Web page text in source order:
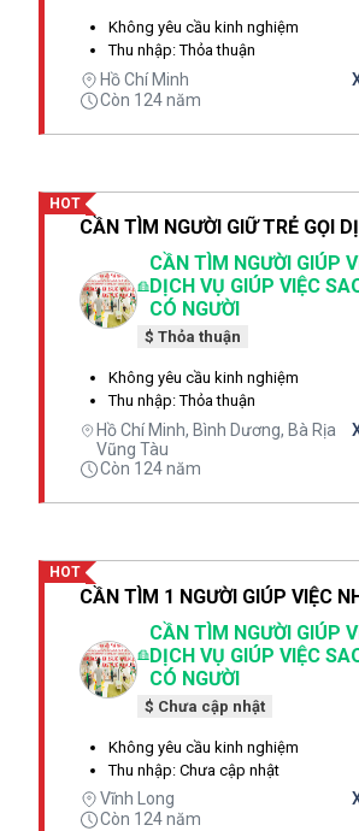
Không yêu cầu kinh nghiệm
Thu nhập: Thỏa thuận
Hồ Chí Minh
Còn 124 năm
CẦN TÌM NGƯỜI GIÚP
DỊCH VỤ GIÚP VIỆC
CÓ NGƯỜI
$ Thỏa thuận
Không yêu cầu kinh nghiệm
Thu nhập: Thỏa thuận
Hồ Chí Minh, Bình Dương, Bà Rịa
Vũng Tàu
Còn 124 năm
HOT
CẦN TÌM NGƯỜI GIÚP
DỊCH VỤ GIÚP VIỆC
CÓ NGƯỜI
$ Chưa cập nhật
Không yêu cầu kinh nghiệm
Thu nhập: Chưa cập nhật
Vĩnh Long
Còn 124 năm
HOT